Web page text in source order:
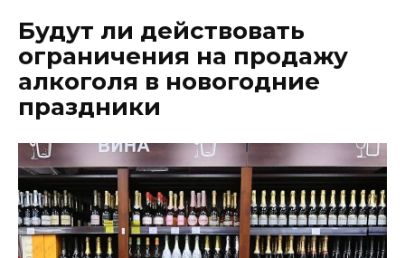
Будут ли действовать
ограничения на продажу
алкоголя в новогодние
праздники